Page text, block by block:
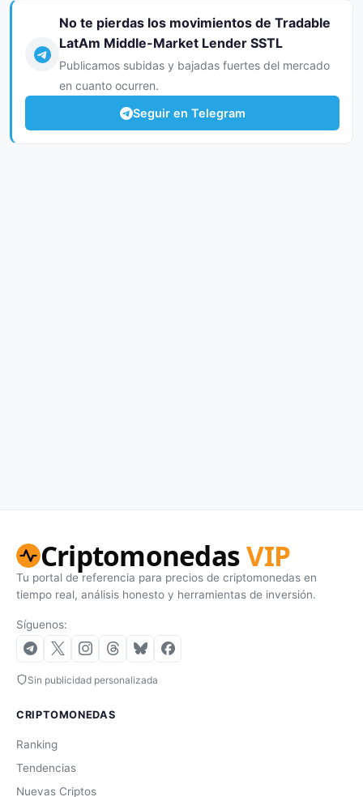
No te pierdas los movimientos de Tradable
LatAm Middle-Market Lender SSTL
Publicamos subidas y bajadas fuertes del mercado
en cuanto ocurren.
Seguir en Telegram
CriptomonedasVIP
Tu portal de referencia para precios de criptomonedas en
tiempo real, análisis honesto y herramientas de inversión.
Síguenos:
Sin publicidad personalizada
CRIPTOMONEDAS
Ranking
Tendencias
Nuevas Criptos